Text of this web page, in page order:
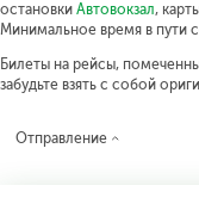
остановки Автовокзал,
Минимальное время в пути
Билеты на рейсы,
забудьте взять с собой
Отправление